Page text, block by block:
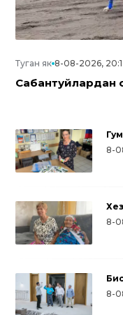
Туган як 8-08-2026,
Сабантуйлардан
8-
8-
8-